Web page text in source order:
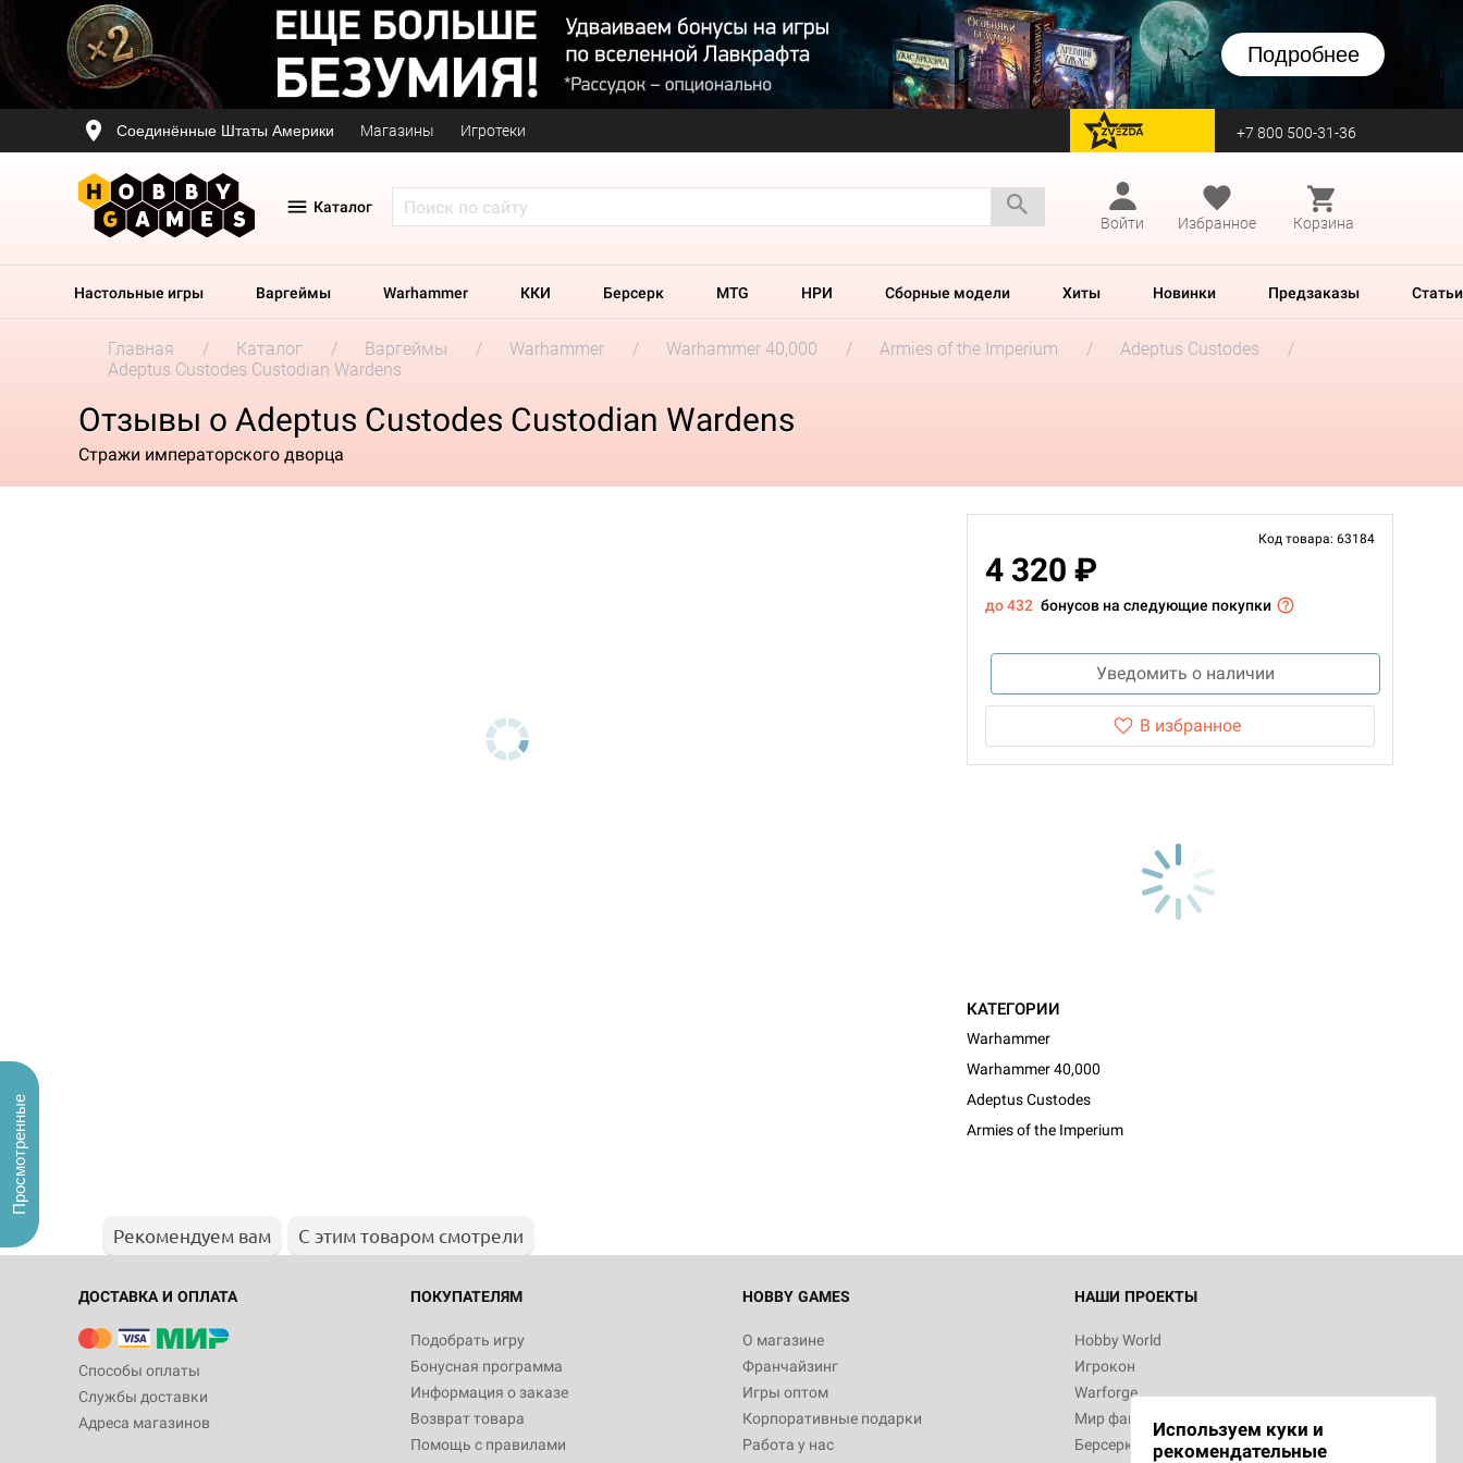
Подробнее
Соединённые Штаты Америки Магазины Игротеки перейти на Zvezda +7 800 500-31-36
Каталог
Войти
Избранное Корзина
Настольные игры Варгеймы Warhammer ККИ Берсерк MTG НРИ Сборные модели Хиты Новинки Предзаказы Статьи
Главная Каталог Варгеймы Warhammer Warhammer 40,000 Armies of the Imperium
Adeptus Custodes
Adeptus Custodes Custodian Wardens
Отзывы о Adeptus Custodes Custodian Wardens
Стражи императорского дворца
Код товара: 63184
4 320 ₽
до 432 бонусов на следующие покупки
Уведомить о наличии
В избранное
КАТЕГОРИИ
Warhammer
Warhammer 40,000
Adeptus Custodes
Armies of the Imperium
Рекомендуем вам С этим товаром смотрели
ДОСТАВКА И ОПЛАТА
Способы оплаты
Службы доставки
Адреса магазинов
ПОКУПАТЕЛЯМ
Подобрать игру
Бонусная программа
Информация о заказе
Возврат товара
Помощь с правилами
HOBBY GAMES
О магазине
Франчайзинг
Игры оптом
Корпоративные подарки
Работа у нас
НАШИ ПРОЕКТЫ
Hobby World
Игрокон
Warforge
Мир фантастики
Берсерк
Используем куки и
рекомендательные
Просмотренные
Настольная игра Hobby World Монстры
Белая смерть
12 990
Настольная игра Hobby World Берсерк.
3 490